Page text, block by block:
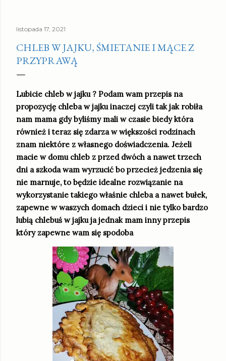
listopada 17, 2021
CHLEB W JAJKU, ŚMIETANIE I MĄCE Z
PRZYPRAWĄ
Lubicie chleb w jajku ? Podam wam przepis na
propozycję chleba w jajku inaczej czyli tak jak robiła
nam mama gdy byliśmy mali w czasie biedy która
również i teraz się zdarza w większości rodzinach
znam niektóre z własnego doświadczenia. Jeżeli
macie w domu chleb z przed dwóch a nawet trzech
dni a szkoda wam wyrzucić bo przecież jedzenia się
nie marnuje, to będzie idealne rozwiązanie na
wykorzystanie takiego właśnie chleba a nawet bułek,
zapewne w waszych domach dzieci i nie tylko bardzo
lubią chlebuś w jajku ja jednak mam inny przepis
który zapewne wam się spodoba